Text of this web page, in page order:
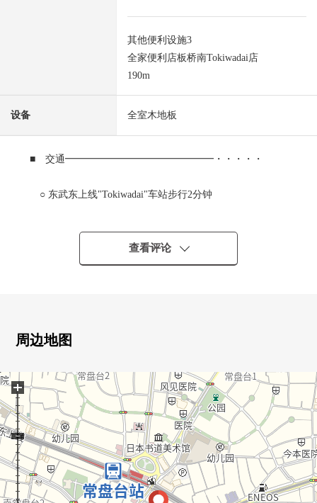
其他便利设施3
全家便利店板桥南Tokiwadai店
190m
设备 全室木地板
■ 交通━━━━━━━━━━━━━━━・・・・・
○ 东武东上线"Tokiwadai"车站步行2分钟
○ 东武东上线"中板桥"车站步行10分钟
○ 都营三田线"板桥本町"车站步行19分钟
○通风关于2楼部分东北、东南边角房良好
○ 实际使用面积18.43平米的1K住戸
○ 适合爽快的朝日插进去的东南的阳台
○ 保护舒适的生活的防盗门系统
○ 对Mansion 1楼部分有投币式洗衣机
查看评论
周边地图
+